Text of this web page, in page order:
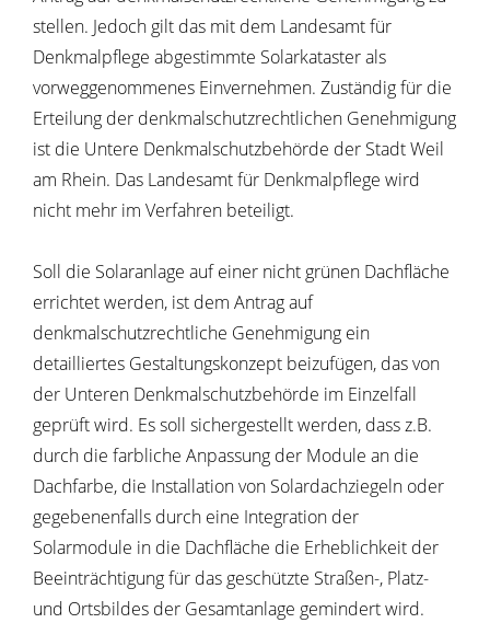
stellen. Jedoch gilt das mit dem Landesamt für
Denkmalpflege abgestimmte Solarkataster als
vorweggenommenes Einvernehmen. Zuständig für die
Erteilung der denkmalschutzrechtlichen Genehmigung
ist die Untere Denkmalschutzbehörde der Stadt Weil
am Rhein. Das Landesamt für Denkmalpflege wird
nicht mehr im Verfahren beteiligt.
Soll die Solaranlage auf einer nicht grünen Dachfläche
errichtet werden, ist dem Antrag auf
denkmalschutzrechtliche Genehmigung ein
detailliertes Gestaltungskonzept beizufügen, das von
der Unteren Denkmalschutzbehörde im Einzelfall
geprüft wird. Es soll sichergestellt werden, dass z.B.
durch die farbliche Anpassung der Module an die
Dachfarbe, die Installation von Solardachziegeln oder
gegebenenfalls durch eine Integration der
Solarmodule in die Dachfläche die Erheblichkeit der
Beeinträchtigung für das geschützte Straßen-, Platz-
und Ortsbildes der Gesamtanlage gemindert wird.